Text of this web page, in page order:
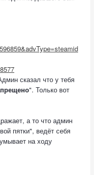
сказал что у тебя
". Только вот
а то что админ
пятки", ведёт себя
на ходу